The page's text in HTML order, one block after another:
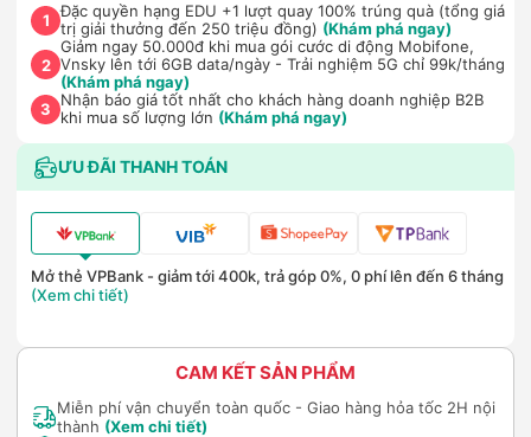
1
Đặc quyền hạng EDU +1 lượt quay 100% trúng quà (tổng giá
trị giải thưởng đến 250 triệu đồng) (Khám phá ngay)
2
Giảm ngay 50.000đ khi mua gói cước di động Mobifone,
Vnsky lên tới 6GB data/ngày - Trải nghiệm 5G chỉ 99k/tháng
(Khám phá ngay)
3
Nhận báo giá tốt nhất cho khách hàng doanh nghiệp B2B
khi mua số lượng lớn (Khám phá ngay)
ƯU ĐÃI THANH TOÁN
Mở thẻ VPBank - giảm tới 400k, trả góp 0%, 0 phí lên đến 6 tháng
(Xem chi tiết)
CAM KẾT SẢN PHẨM
Miễn phí vận chuyển toàn quốc - Giao hàng hỏa tốc 2H nội
thành (Xem chi tiết)